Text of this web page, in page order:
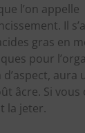
l’on appelle
Il
gras en
pour
âcre. Si vous
la jeter.